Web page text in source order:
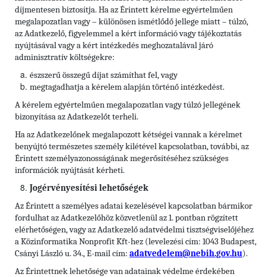
díjmentesen biztosítja. Ha az Érintett kérelme egyértelműen
megalapozatlan vagy – különösen ismétlődő jellege miatt – túlzó,
az Adatkezelő, figyelemmel a kért információ vagy tájékoztatás
nyújtásával vagy a kért intézkedés meghozatalával járó
adminisztratív költségekre:
észszerű összegű díjat számíthat fel, vagy
megtagadhatja a kérelem alapján történő intézkedést.
A kérelem egyértelműen megalapozatlan vagy túlzó jellegének
bizonyítása az Adatkezelőt terheli.
Ha az Adatkezelőnek megalapozott kétségei vannak a kérelmet
benyújtó természetes személy kilétével kapcsolatban, további, az
Érintett személyazonosságának megerősítéséhez szükséges
információk nyújtását kérheti.
Jogérvényesítési lehetőségek
Az Érintett a személyes adatai kezelésével kapcsolatban bármikor
fordulhat az Adatkezelőhöz közvetlenül az 1. pontban rögzített
elérhetőségen, vagy az Adatkezelő adatvédelmi tisztségviselőjéhez
a Közinformatika Nonprofit Kft-hez (levelezési cím: 1043 Budapest,
Csányi László u. 34., E-mail cím: adatvedelem@nebih.gov.hu).
Az Érintettnek lehetősége van adatainak védelme érdekében